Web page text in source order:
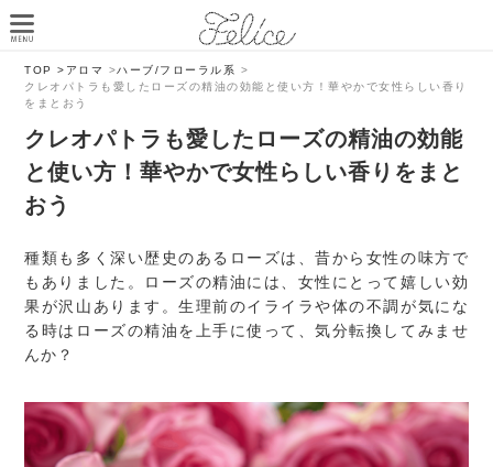
TOP > アロマ >ハーブ/フローラル系 >
クレオパトラも愛したローズの精油の効能と使い方！華やかで女性らしい香り
をまとおう
クレオパトラも愛したローズの精油の効能
と使い方！華やかで女性らしい香りをまと
おう
種類も多く深い歴史のあるローズは、昔から女性の味方で
もありました。ローズの精油には、女性にとって嬉しい効
果が沢山あります。生理前のイライラや体の不調が気にな
る時はローズの精油を上手に使って、気分転換してみませ
んか？